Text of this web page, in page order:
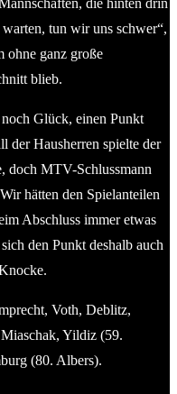
tun wir uns schwer“,
ohne ganz große
blieb.
Glück, einen Punkt
der Hausherren spielte der
doch MTV-Schlussmann
hätten den Spielanteilen
Abschluss immer etwas
den Punkt deshalb auch
Voth, Deblitz,
Yildiz (59.
(80. Albers).